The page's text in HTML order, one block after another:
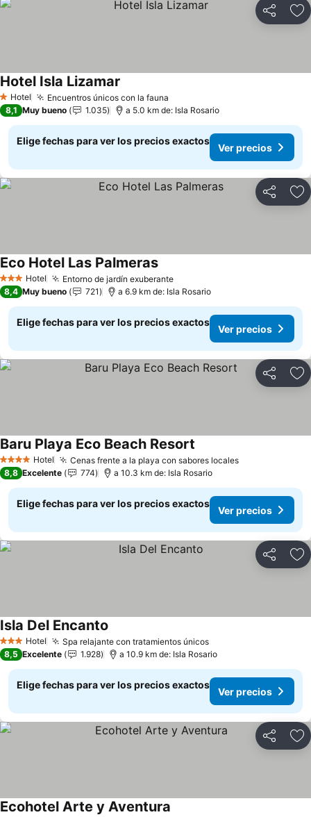
Compartir
1 Estrellas
Hotel Encuentros únicos con la fauna
Hotel Isla Lizamar
8,1 Muy bueno 1.035 a 5.0 km de: Isla Rosario
Elige fechas para ver los precios exactos
Ver precios
Compartir
3 Estrellas
Hotel Entorno de jardín exuberante
Eco Hotel Las Palmeras
8,4 Muy bueno 721 a 6.9 km de: Isla Rosario
Elige fechas para ver los precios exactos
Ver precios
Compartir
4 EstrellasHotel Cenas frente a la playa con sabores locales
Baru Playa Eco Beach Resort
8,8 Excelente 774 a 10.3 km de: Isla Rosario
Elige fechas para ver los precios exactos
Ver precios
Compartir
3 Estrellas
Hotel Spa relajante con tratamientos únicos
Isla Del Encanto
8,5 Excelente 1.928 a 10.9 km de: Isla Rosario
Elige fechas para ver los precios exactos
Ver precios
Compartir
Ecohotel Arte y Aventura